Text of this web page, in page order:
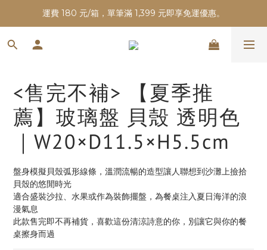
運費 180 元/箱，單筆滿 1,399 元即享免運優惠。
<售完不補> 【夏季推
薦】玻璃盤 貝殼 透明色
｜W20×D11.5×H5.5cm
盤身模擬貝殼弧形線條，溫潤流暢的造型讓人聯想到沙灘上撿拾
貝殼的悠閒時光
適合盛裝沙拉、水果或作為裝飾擺盤，為餐桌注入夏日海洋的浪
漫氣息
此款售完即不再補貨，喜歡這份清涼詩意的你，別讓它與你的餐
桌擦身而過